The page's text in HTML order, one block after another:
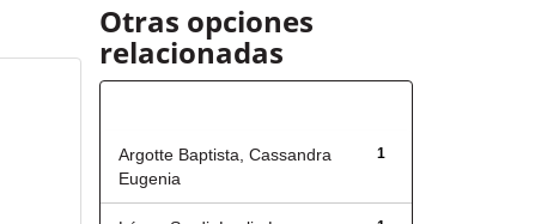
Otras opciones
relacionadas
1
Argotte Baptista, Cassandra
Eugenia